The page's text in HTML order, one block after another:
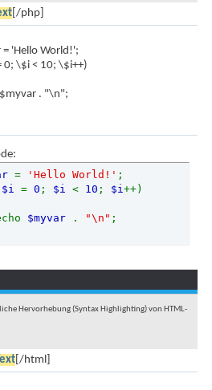
[/php]
= 'Hello World!';
0; \$i < 10; \$i++)
. "\n";
= 'Hello World!' ;
$i = 0 ; $i < 10 ; $i++)
$myvar . "\n" ;
Hervorhebung (Syntax Highlighting) von HTML-
[/html]